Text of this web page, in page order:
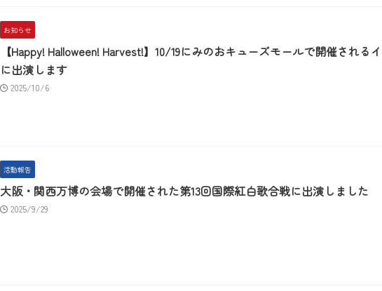
お知らせ
【Happy! Halloween! Harvest!】10/19にみのおキューズモールで開催される
に出演します
2025/10/6
活動報告
大阪・関西万博の会場で開催された第13回国際紅白歌合戦に出演しました
2025/9/29